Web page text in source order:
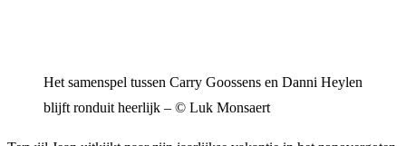
Het samenspel tussen Carry Goossens en Danni Heylen
blijft ronduit heerlijk – © Luk Monsaert